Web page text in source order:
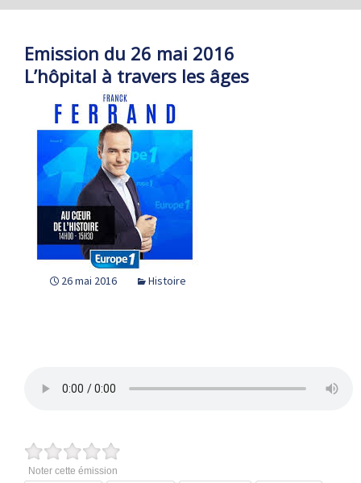
Emission du 26 mai 2016
L’hôpital à travers les âges
26 mai 2016 Histoire
Noter cette émission